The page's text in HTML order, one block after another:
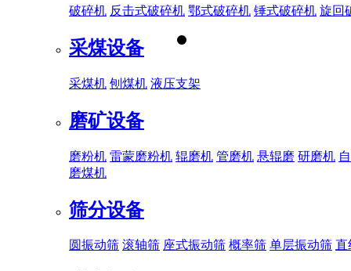
破碎机 反击式破碎机 鄂式破碎机 锤式破碎机 旋回
采煤设备
采煤机 刨煤机 液压支架
磨矿设备
磨粉机 雷蒙磨粉机 辊磨机 管磨机 悬辊磨 研磨机
磨煤机
筛分设备
圆振动筛 滚轴筛 座式振动筛 概率筛 单层振动筛 直